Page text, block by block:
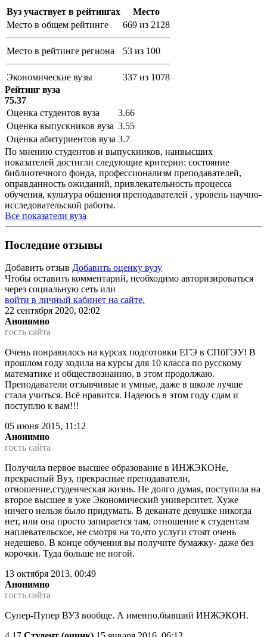
Вуз участвует в рейтингах
Место
Место в общем рейтинге
669 из 2128
Место в рейтинге региона 53 из 100
Экономические вузы
337 из 1078
Рейтинг вуза
75.37
Оценка студентов вуза
3.66
Оценка выпускников вуза 3.55
Оценка абитуриентов вуза 3.7
По мнению студентов и выпускников, наивысших
показателей достигли следующие критерии: состояние
библиотечного фонда, профессионализм преподавателей,
оправданность ожиданий, привлекательность процесса
обучения, культура общения преподавателей , уровень научно-
исследовательской работы.
Все показатели вуза
Последние отзывы
Добавить отзыв Добавить оценку вузу
Чтобы оставить комментарий, необходимо авторизироваться
через социальную сеть или
войти в личный кабинет на сайте.
22 сентября 2020, 02:02
Анонимно
гость сайта
Очень понравилось на курсах подготовки ЕГЭ в СПбГЭУ! В
прошлом году ходила на курсы для 10 класса по русскому
математике и обществознанию, в этом продолжаю.
Преподаватели отзывчивые и умные, даже в школе лучше
стала учиться. Всё нравится. Надеюсь в этом году сдам и
поступлю к вам!!!
05 июня 2015, 11:12
Анонимно
гость сайта
Получила первое высшее образование в ИНЖЭКОНе,
прекрасный Вуз, прекрасные преподаватели,
отношение,студенческая жизнь. Не долго думая, поступила на
второе высшее в уже Экономический университет. Хуже
ничего нельзя было придумать. В деканате девушке никогда
нет, или она просто запирается там, отношение к студентам
наплевательское, не смотря на то,что услуги стоят очень
недешево. В конце обучения вы получите бумажку- даже без
корочки. Туда больше не ногой.
13 октября 2013, 00:49
Анонимно
гость сайта
Супер-Пупер ВУЗ вообще. А именно,бывший ИНЖЭКОН.